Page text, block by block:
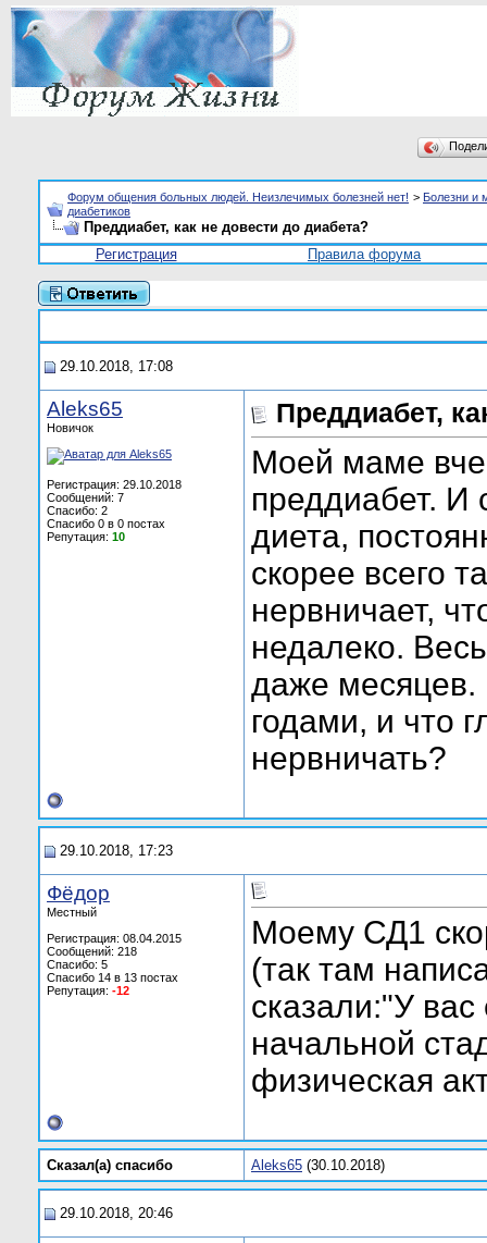
Форум общения больных людей. Неизлечимых болезней нет! > Болезни и
диабетиков
Преддиабет, как не довести до диабета?
Регистрация
Правила форума
29.10.2018, 17:08
Aleks65
Новичок
Регистрация: 29.10.2018
Сообщений: 7
Спасибо: 2
Спасибо 0 в 0 постах
Репутация: 10
Преддиабет,
Моей маме
преддиабет. И
диета,
скорее всего
нервничает,
недалеко.
даже месяцев.
годами, и что
нервничать?
29.10.2018, 17:23
Фёдор
Местный
Регистрация: 08.04.2015
Сообщений: 218
Спасибо: 5
Спасибо 14 в 13 постах
Репутация: -12
Моему СД1
(так там
сказали:"У вас
начальной
физическая
Сказал(а) cпасибо Aleks65 (30.10.2018)
29.10.2018, 20:46